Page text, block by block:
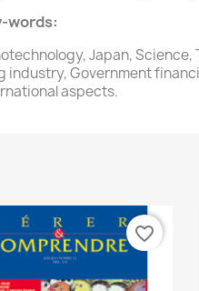
words:
Japan, Science,
industry, Government
aspects.
favorite_border